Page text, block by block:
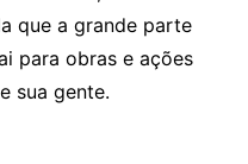
que a grande parte
para obras e ações
sua gente.